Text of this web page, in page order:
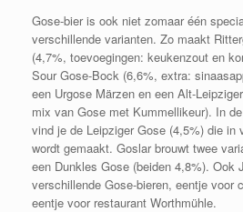
Gose-bier is ook niet zomaar één
verschillende varianten. Zo maakt
(4,7%, toevoegingen: keukenzout en
Sour Gose-Bock (6,6%, extra:
een Urgose Märzen en een Alt-
mix van Gose met Kummellikeur). In
vind je de Leipziger Gose (4,5%) die in
wordt gemaakt. Goslar brouwt twee
een Dunkles Gose (beiden 4,8%). Ook
verschillende Gose-bieren, eentje voor
eentje voor restaurant Worthmühle.